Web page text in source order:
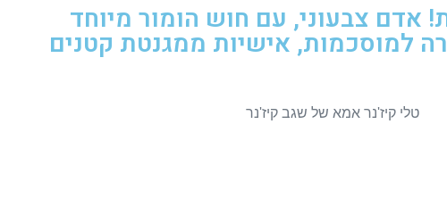
אדם צבעוני, עם חוש הומור מיוחד
למוסכמות, אישיות ממגנטת קטנים